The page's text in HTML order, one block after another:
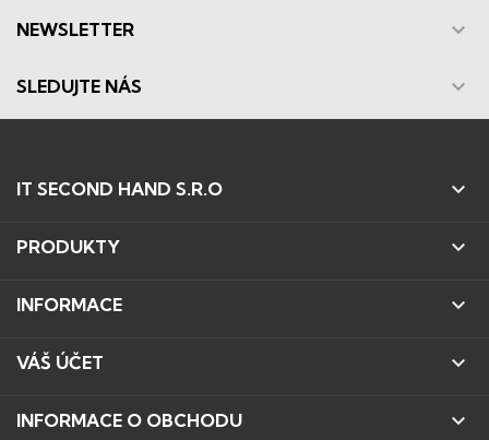
NEWSLETTER 
SLEDUJTE NÁS 
IT SECOND HAND S.R.O 
PRODUKTY 
INFORMACE 
VÁŠ ÚČET 
INFORMACE O OBCHODU 